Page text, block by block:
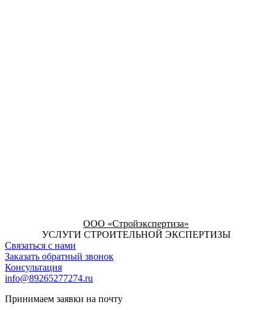
ООО «Стройэкспертиза»
УСЛУГИ СТРОИТЕЛЬНОЙ ЭКСПЕРТИЗЫ
Связаться с нами
Заказать обратный звонок
Консультация
info@89265277274.ru
Принимаем заявки на почту